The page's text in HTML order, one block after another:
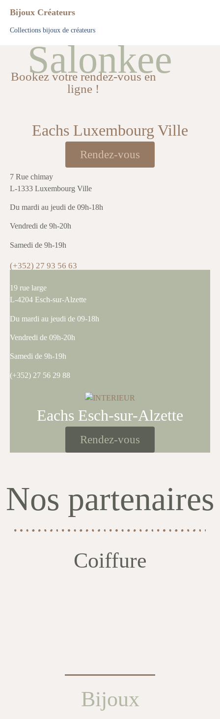
Bijoux Créateurs
Collections bijoux de créateurs
Bookez votre rendez-vous en
ligne !
Salonkee
Eachs Luxembourg Ville
Rendez-vous
7 Rue chimay
L-1333 Luxembourg Ville
Du mardi au jeudi de 09h-18h
Vendredi de 9h-20h
Samedi de 9h-19h
(+352) 27 93 56 63
19 rue large
L-4204 Esch-sur-Alzette
Du mardi au jeudi de 09-18h
Vendredi de 09h-20h
Samedi de 9h-19h
(+352) 27 56 29 88
Eachs Esch-sur-Alzette
Rendez-vous
Nos partenaires
Coiffure
Bijoux